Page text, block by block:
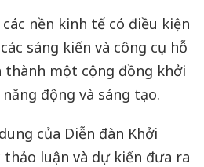
nền kinh tế có điều kiện
sáng kiến và công cụ hỗ
một cộng đồng khởi
động và sáng tạo.
của Diễn đàn Khởi
thảo luận và dự kiến đưa ra